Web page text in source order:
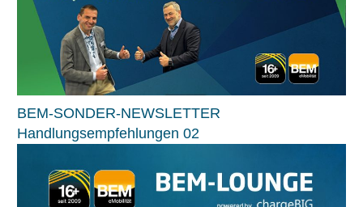
BEM-SONDER-NEWSLETTER
Handlungsempfehlungen 02